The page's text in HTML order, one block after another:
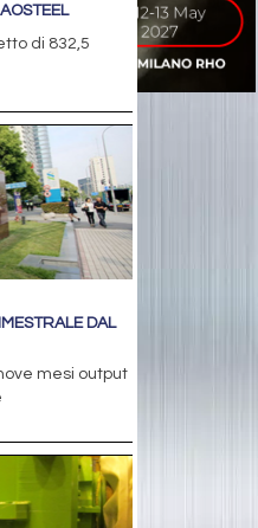
di 832,5
DAL
mesi output